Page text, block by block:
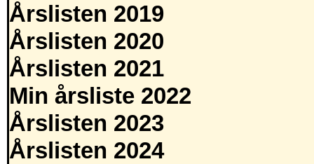
Årslisten 2019
Årslisten 2020
Årslisten 2021
Min årsliste 2022
Årslisten 2023
Årslisten 2024